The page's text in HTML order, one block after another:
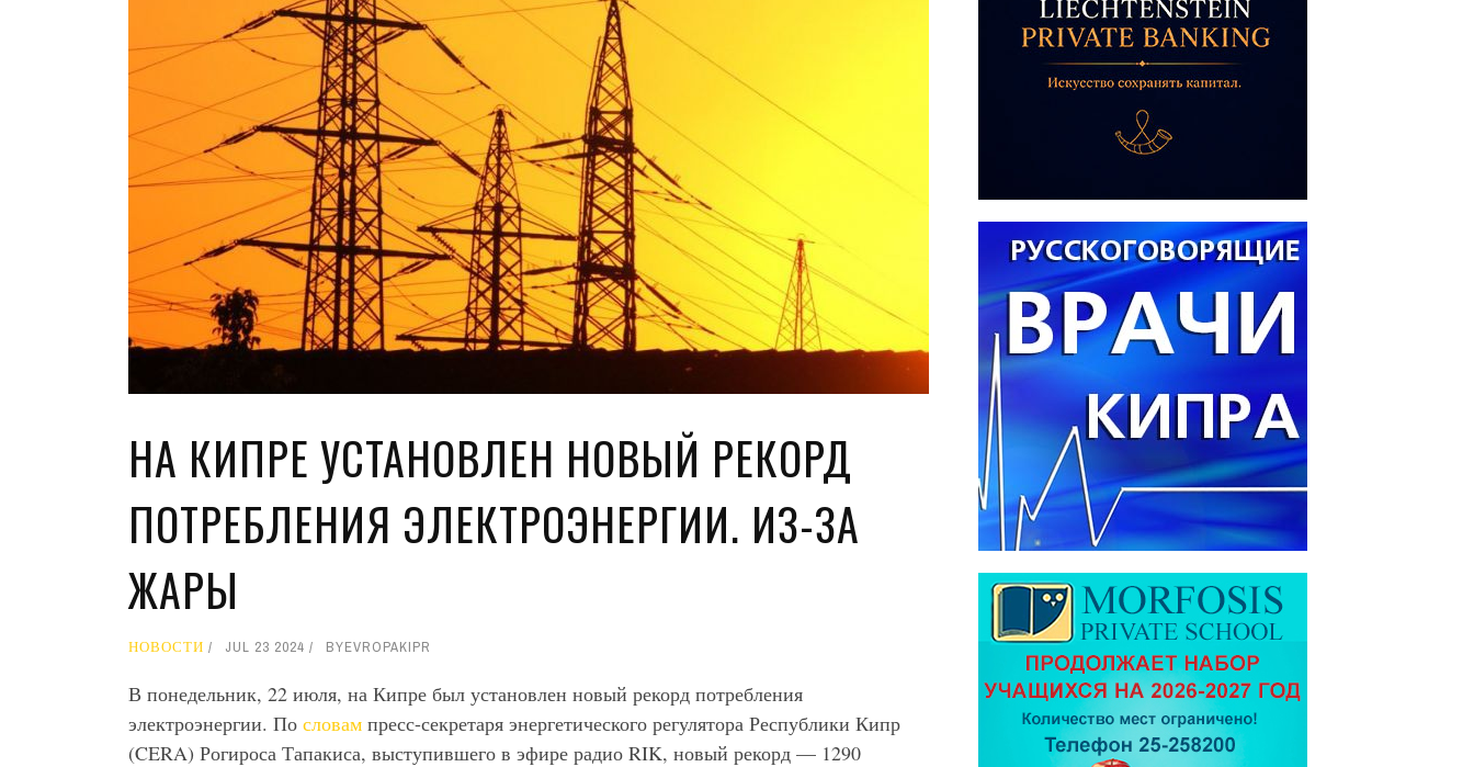
НА КИПРЕ УСТАНОВЛЕН НОВЫЙ РЕКОРД
ПОТРЕБЛЕНИЯ ЭЛЕКТРОЭНЕРГИИ. ИЗ-ЗА
ЖАРЫ
НОВОСТИ JUL 23 2024 BYEVROPAKIPR
В понедельник, 22 июля, на Кипре был установлен новый рекорд потребления
электроэнергии. По словам пресс-секретаря энергетического регулятора Республики Кипр
(CERA) Рогироса Тапакиса, выступившего в эфире радио RIK, новый рекорд — 1290